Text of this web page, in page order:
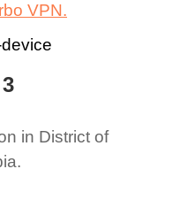
VPN.
in District of
.